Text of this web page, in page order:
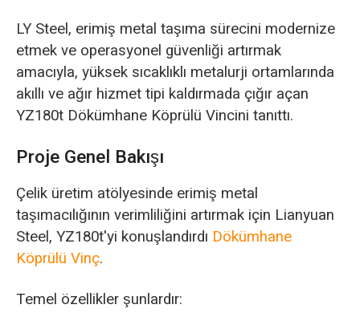
LY Steel, erimiş metal taşıma sürecini modernize
etmek ve operasyonel güvenliği artırmak
amacıyla, yüksek sıcaklıklı metalurji ortamlarında
akıllı ve ağır hizmet tipi kaldırmada çığır açan
YZ180t Dökümhane Köprülü Vincini tanıttı.
Proje Genel Bakışı
Çelik üretim atölyesinde erimiş metal
taşımacılığının verimliliğini artırmak için Lianyuan
Steel, YZ180t'yi konuşlandırdı Dökümhane
Köprülü Vinç.
Temel özellikler şunlardır: